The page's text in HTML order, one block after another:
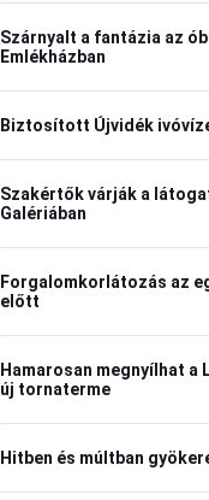
Szárnyalt a fantázia az
Emlékházban
Biztosított Újvidék
Szakértők várják a
Galériában
Forgalomkorlátozás az
előtt
Hamarosan megnyílhat a
új tornaterme
Hitben és múltban